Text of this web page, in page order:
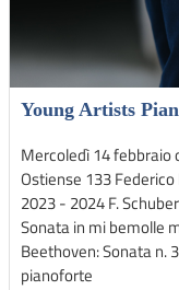
Young Artists
Mercoledì 14 febbraio
Ostiense 133
2023 - 2024 F.
Sonata in mi bemolle
Beethoven: Sonata n.
pianoforte